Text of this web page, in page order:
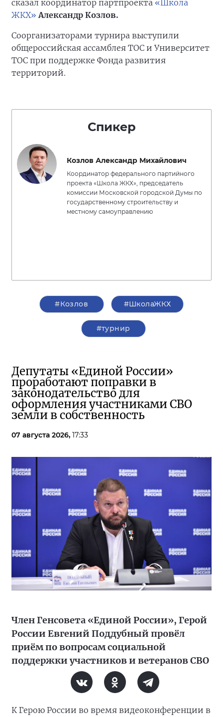
сказал координатор партпроекта «Школа
ЖКХ» Александр Козлов.
Соорганизаторами турнира выступили
общероссийская ассамблея ТОС и Университет
ТОС при поддержке Фонда развития
территорий.
Спикер
Козлов Александр Михайлович
Координатор федерального партийного
проекта «Школа ЖКХ», председатель
комиссии Московской городской Думы по
государственному строительству и
местному самоуправлению
#Козлов #ШколаЖКХ
#турнир
Депутаты «Единой России»
проработают поправки в
законодательство для
оформления участниками СВО
земли в собственность
07 августа 2026, 17:33
Член Генсовета «Единой России», Герой
России Евгений Поддубный провёл
приём по вопросам социальной
поддержки участников и ветеранов СВО
К Герою России во время видеоконференции в